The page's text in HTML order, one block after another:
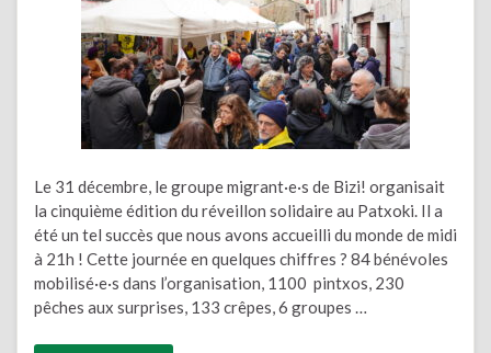
Le 31 décembre, le groupe migrant·e·s de Bizi! organisait
la cinquième édition du réveillon solidaire au Patxoki. Il a
été un tel succès que nous avons accueilli du monde de midi
à 21h ! Cette journée en quelques chiffres ? 84 bénévoles
mobilisé·e·s dans l’organisation, 1100 pintxos, 230
pêches aux surprises, 133 crêpes, 6 groupes …